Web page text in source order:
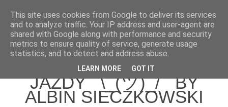
BLOG MOTORYZACYJNY
STREFA KULTURALNEJ
JAZDY ¯\_(ツ)_/¯ BY
ALBIN SIECZKOWSKI
This site uses cookies from Google to deliver its services
and to analyze traffic. Your IP address and user-agent are
shared with Google along with performance and security
metrics to ensure quality of service, generate usage
statistics, and to detect and address abuse.
LEARN MORE GOT IT